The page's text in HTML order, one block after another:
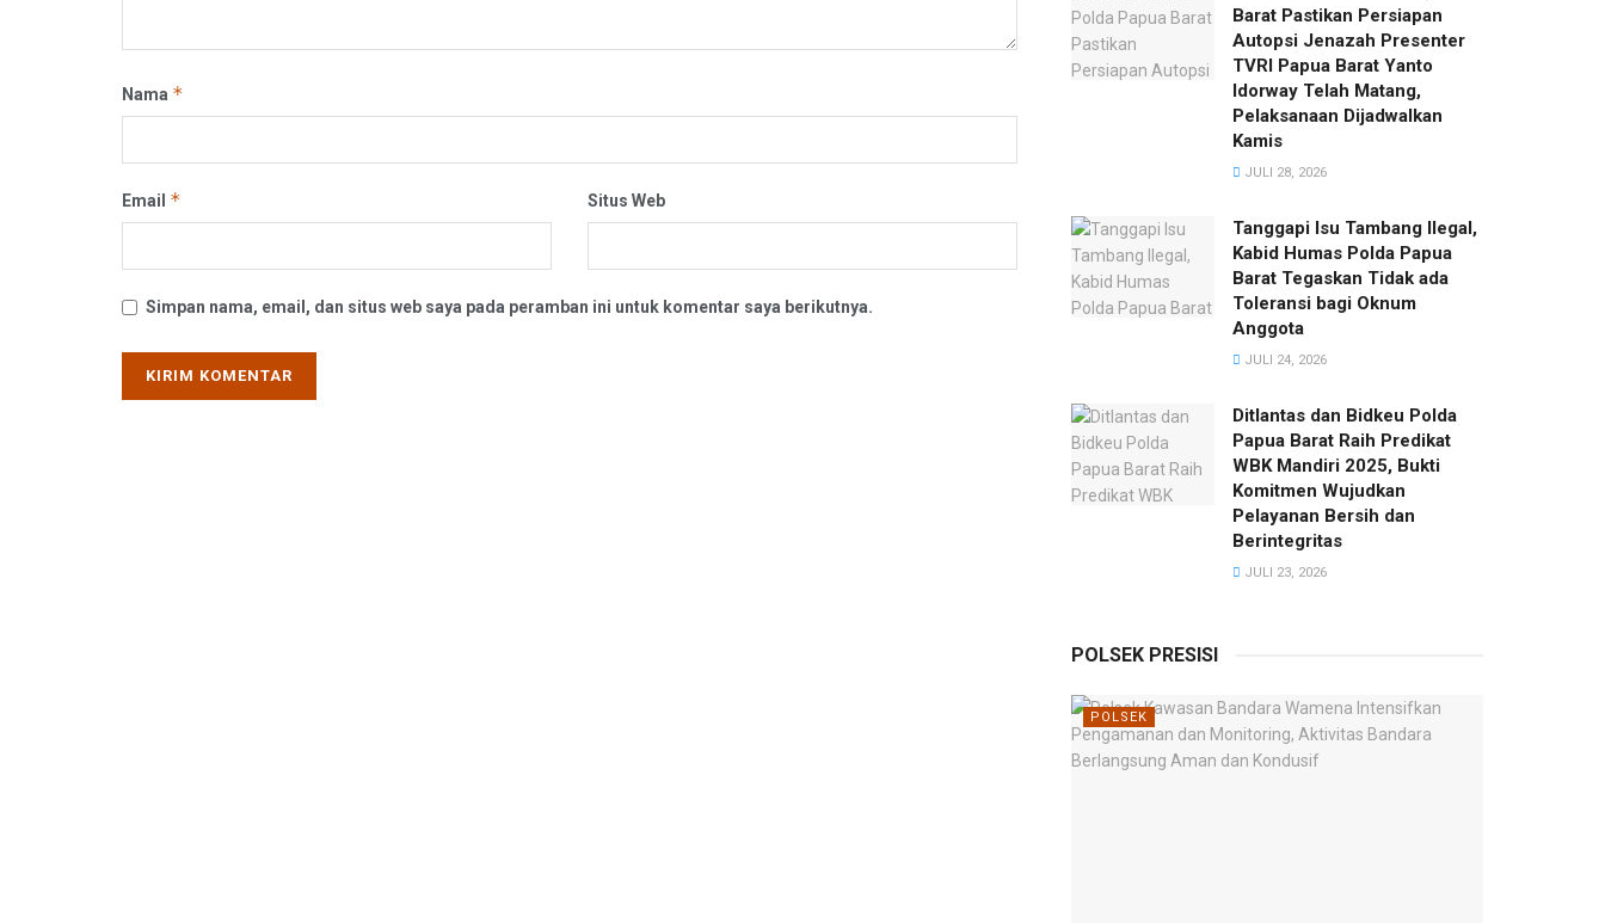
Nama *
Email * Situs Web
Simpan nama, email, dan situs web saya pada peramban ini untuk komentar saya berikutnya.
Barat Pastikan Persiapan
Autopsi Jenazah Presenter
TVRI Papua Barat Yanto
Idorway Telah Matang,
Pelaksanaan Dijadwalkan
Kamis
JULI 28, 2026
Tanggapi Isu Tambang Ilegal,
Kabid Humas Polda Papua
Barat Tegaskan Tidak ada
Toleransi bagi Oknum
Anggota
JULI 24, 2026
Ditlantas dan Bidkeu Polda
Papua Barat Raih Predikat
WBK Mandiri 2025, Bukti
Komitmen Wujudkan
Pelayanan Bersih dan
Berintegritas
JULI 23, 2026
POLSEK PRESISI
POLSEK